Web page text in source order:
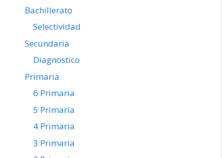
Bachillerato
Selectividad
Secundaria
Diagnostico
Primaria
6 Primaria
5 Primaria
4 Primaria
3 Primaria